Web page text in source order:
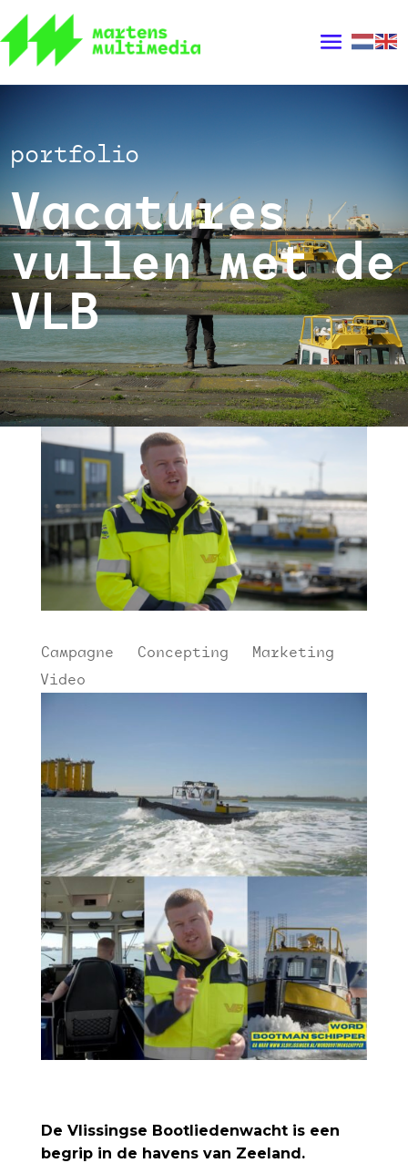
portfolio
Vacatures
vullen met de
VLB
Campagne Concepting Marketing
Video
De Vlissingse Bootliedenwacht is een
begrip in de havens van Zeeland.